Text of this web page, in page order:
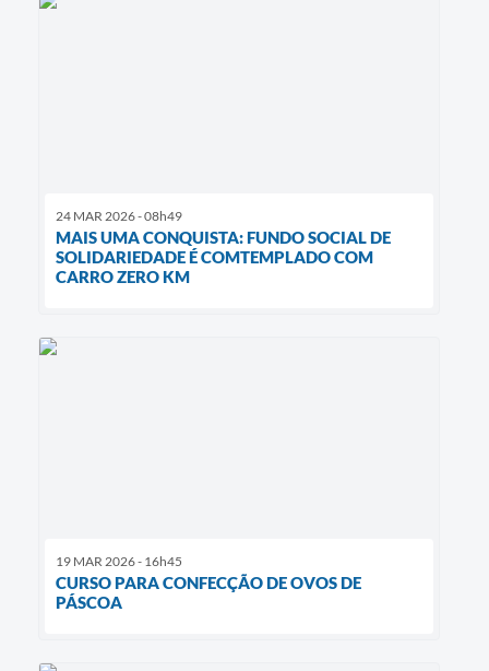
24 MAR 2026 - 08h49
MAIS UMA CONQUISTA: FUNDO SOCIAL DE
SOLIDARIEDADE É COMTEMPLADO COM
CARRO ZERO KM
19 MAR 2026 - 16h45
CURSO PARA CONFECÇÃO DE OVOS DE
PÁSCOA